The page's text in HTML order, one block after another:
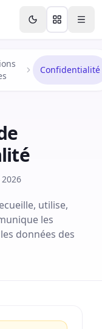
Startups
Confidentialité
utilise,
les
données des